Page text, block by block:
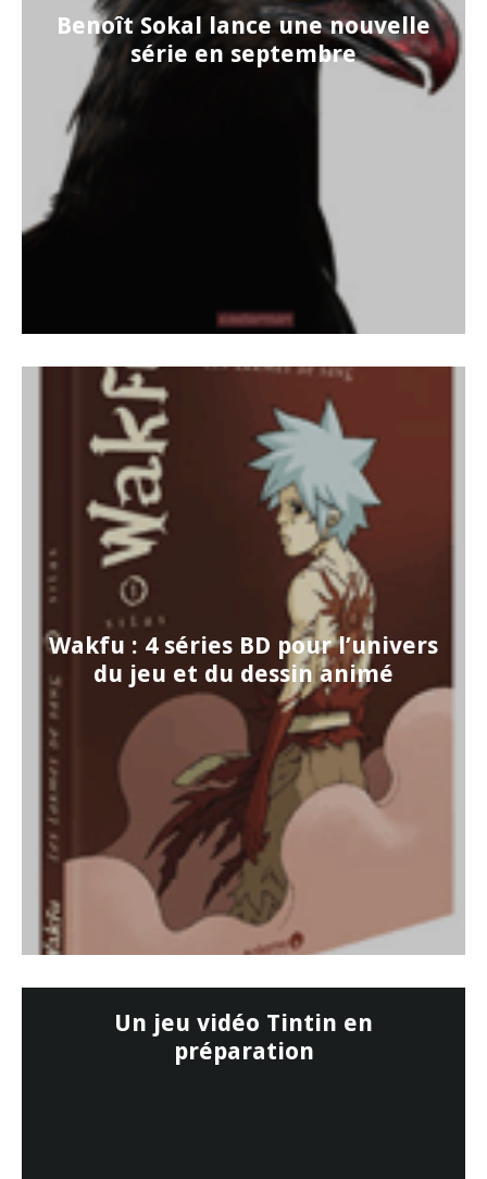
Benoît Sokal lance une nouvelle
série en septembre
Wakfu : 4 séries BD pour l’univers
du jeu et du dessin animé
Un jeu vidéo Tintin en
préparation